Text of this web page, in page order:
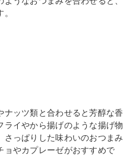
ッツ類と合わせると芳醇な香
ライやから揚げのような揚げ物
っぱりした味わいのおつまみ
ョやカプレーゼがおすすめで